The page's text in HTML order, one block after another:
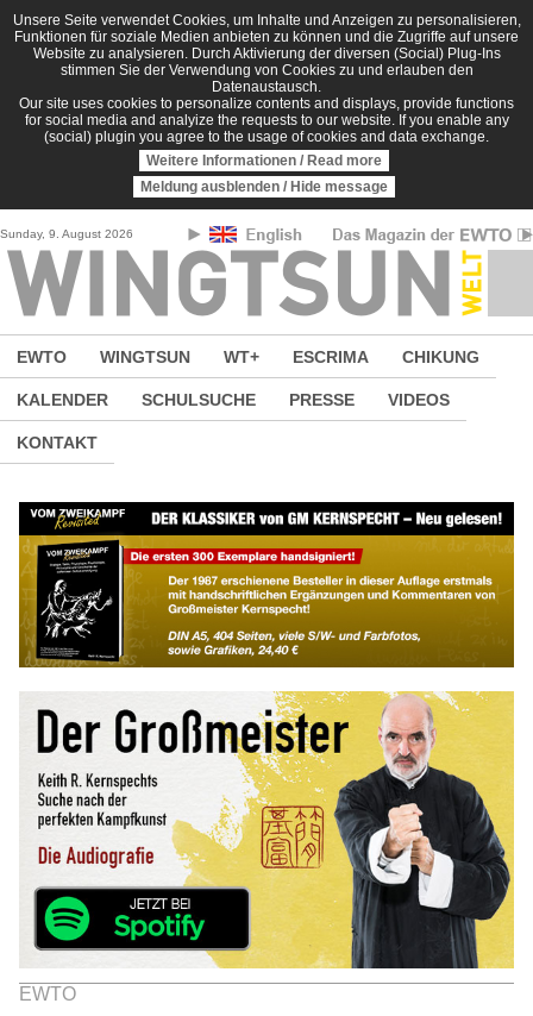
Direkt zum Inhalt
Unsere Seite verwendet Cookies, um Inhalte und Anzeigen zu personalisieren,
Funktionen für soziale Medien anbieten zu können und die Zugriffe auf unsere
Website zu analysieren. Durch Aktivierung der diversen (Social) Plug-Ins
stimmen Sie der Verwendung von Cookies zu und erlauben den
Datenaustausch.
Our site uses cookies to personalize contents and displays, provide functions
for social media and analyize the requests to our website. If you enable any
(social) plugin you agree to the usage of cookies and data exchange.
Weitere Informationen / Read more
Meldung ausblenden / Hide message
Sunday, 9. August 2026
EWTO WINGTSUN WT+ ESCRIMA CHIKUNG
KALENDER SCHULSUCHE PRESSE VIDEOS
KONTAKT
EWTO